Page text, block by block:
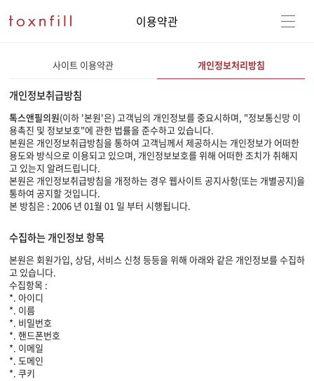
이용약관
사이트 이용약관 개인정보처리방침
개인정보취급방침
톡스앤필의원(이하 '본원'은) 고객님의 개인정보를 중요시하며, "정보통신망 이
용촉진 및 정보보호"에 관한 법률을 준수하고 있습니다.
본원은 개인정보취급방침을 통하여 고객님께서 제공하시는 개인정보가 어떠한
용도와 방식으로 이용되고 있으며, 개인정보보호를 위해 어떠한 조치가 취해지
고 있는지 알려드립니다.
본원은 개인정보취급방침을 개정하는 경우 웹사이트 공지사항(또는 개별공지)을
통하여 공지할 것입니다.
본 방침은 : 2006 년 01월 01 일 부터 시행됩니다.
수집하는 개인정보 항목
본원은 회원가입, 상담, 서비스 신청 등등을 위해 아래와 같은 개인정보를 수집하
고 있습니다.
수집항목 :
*. 아이디
*. 이름
*. 비밀번호
*. 핸드폰번호
*. 이메일
*. 도메인
*. 쿠키